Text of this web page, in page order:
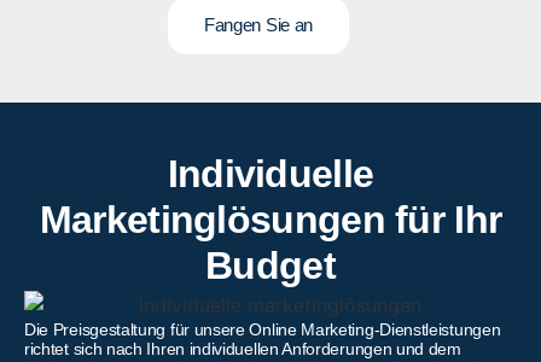
Fangen Sie an
Individuelle
Marketinglösungen für Ihr
Budget
Die Preisgestaltung für unsere Online Marketing-Dienstleistungen
richtet sich nach Ihren individuellen Anforderungen und dem